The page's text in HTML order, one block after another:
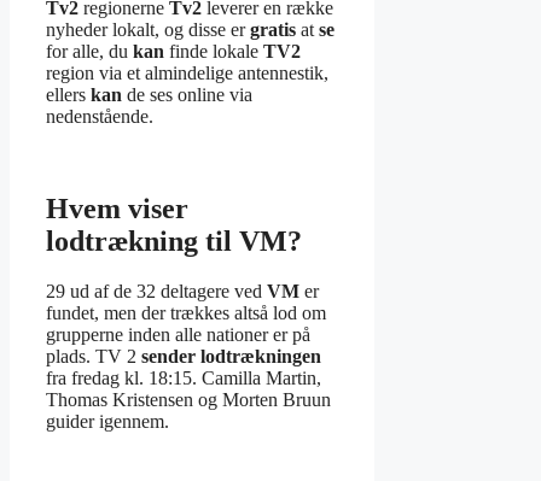
Tv2 regionerne Tv2 leverer en række
nyheder lokalt, og disse ergratis at se
for alle, du kan finde lokale TV2
region via et almindelige antennestik,
ellers kan de ses online via
nedenstående.
Hvem viser
lodtrækning til VM?
29 ud af de 32 deltagere ved VM er
fundet, men der trækkes altså lod om
grupperne inden alle nationer er på
plads. TV 2 sender lodtrækningen
fra fredag kl. 18:15. Camilla Martin,
Thomas Kristensen og Morten Bruun
guider igennem.